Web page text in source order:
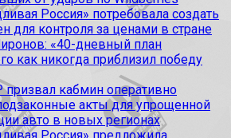
Россия» потребовала создать
для контроля за ценами в стране
«40-дневный план
как никогда приблизил победу
кабмин оперативно
акты для упрощенной
авто в новых регионах